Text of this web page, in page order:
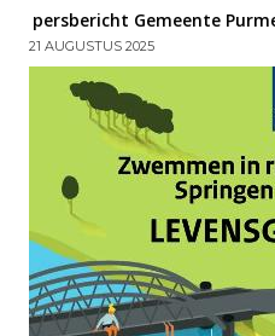
persbericht Gemeente
21 AUGUSTUS 2025